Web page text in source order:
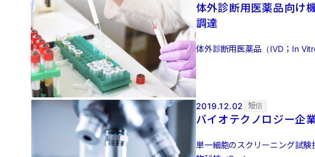
体外診断用医薬品向け
調達
体外診断用医薬品（IVD；In
2019.12.02 短信
バイオテクノロジー企
単一細胞のスクリーニング試